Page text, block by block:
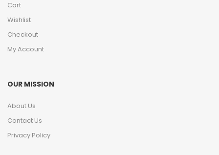
Cart
Wishlist
Checkout
My Account
OUR MISSION
About Us
Contact Us
Privacy Policy